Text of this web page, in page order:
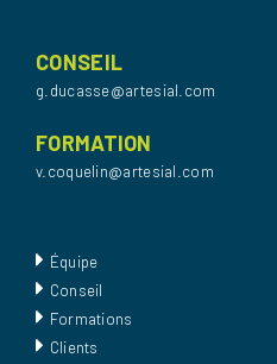
CONSEIL
g.ducasse@artesial.com
FORMATION
v.coquelin@artesial.com
Équipe
Conseil
Formations
Clients